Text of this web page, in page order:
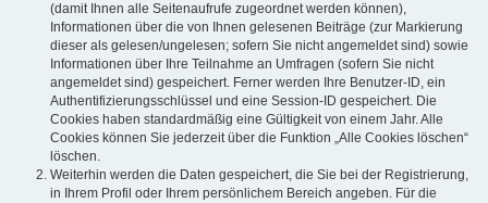
(damit Ihnen alle Seitenaufrufe zugeordnet werden können),
Informationen über die von Ihnen gelesenen Beiträge (zur Markierung
dieser als gelesen/ungelesen; sofern Sie nicht angemeldet sind) sowie
Informationen über Ihre Teilnahme an Umfragen (sofern Sie nicht
angemeldet sind) gespeichert. Ferner werden Ihre Benutzer-ID, ein
Authentifizierungsschlüssel und eine Session-ID gespeichert. Die
Cookies haben standardmäßig eine Gültigkeit von einem Jahr. Alle
Cookies können Sie jederzeit über die Funktion „Alle Cookies löschen“
löschen.
Weiterhin werden die Daten gespeichert, die Sie bei der Registrierung,
in Ihrem Profil oder Ihrem persönlichem Bereich angeben. Für die